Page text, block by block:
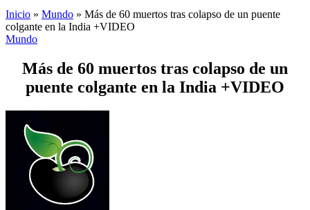
Inicio » Mundo » Más de 60 muertos tras colapso de un puente
colgante en la India +VIDEO
Mundo
Más de 60 muertos tras colapso de un
puente colgante en la India +VIDEO